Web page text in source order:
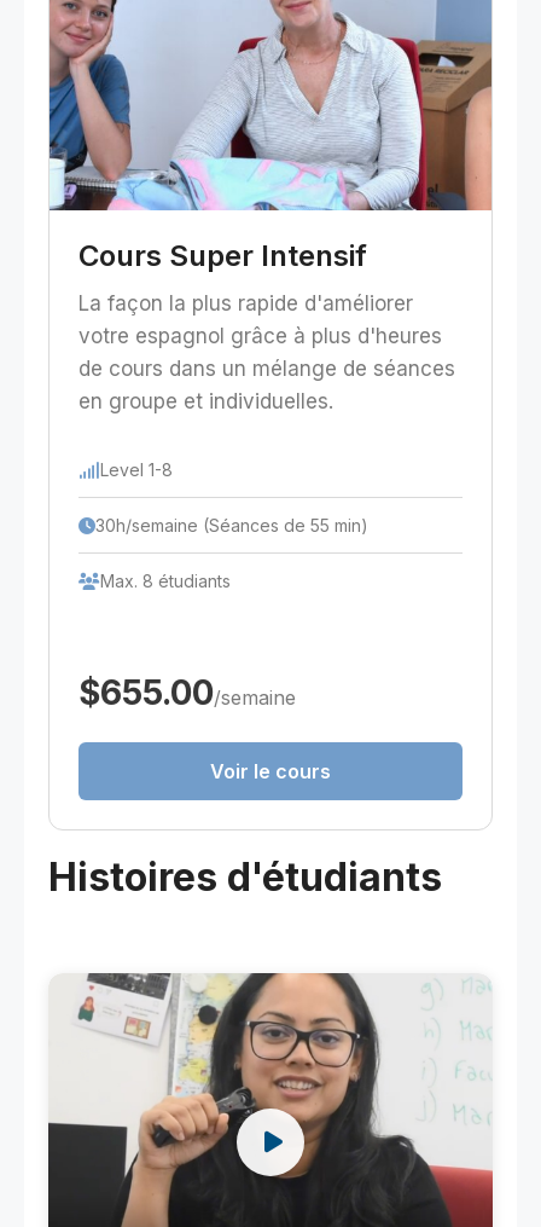
Cours Super Intensif
La façon la plus rapide d'améliorer
votre espagnol grâce à plus d'heures
de cours dans un mélange de séances
en groupe et individuelles.
Level 1-8
30h/semaine (Séances de 55 min)
Max. 8 étudiants
$655.00/semaine
Voir le cours
Histoires d'étudiants